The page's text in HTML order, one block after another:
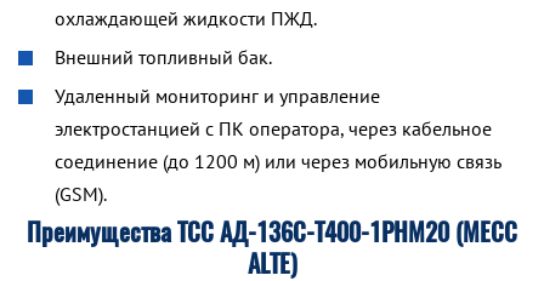
охлаждающей жидкости ПЖД.
Внешний топливный бак.
Удаленный мониторинг и управление
электростанцией с ПК оператора, через кабельное
соединение (до 1200 м) или через мобильную связь
(GSM).
Преимущества ТСС АД-136С-Т400-1РНМ20 (MECC
ALTE)